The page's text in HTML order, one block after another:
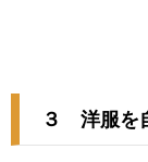
３ 洋服を